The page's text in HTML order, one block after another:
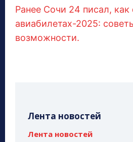
Ранее Сочи 24 писал, как
авиабилетах-2025:
возможности.
Лента новостей
Лента новостей